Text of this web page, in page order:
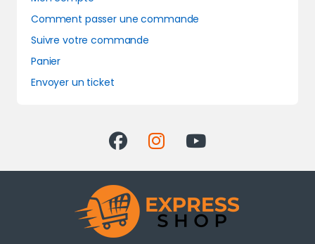
Comment passer une commande
Suivre votre commande
Panier
Envoyer un ticket